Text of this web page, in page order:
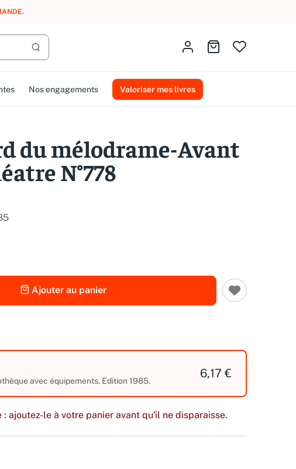
CLUB AMMAREAL.
Lancer la recherche
Identifiez-vousAller au panier
Nos engagements Valoriser mes livres
du mélodrame-Avant
N°778
Ajouter au panier
avec équipements. Edition 1985.
6,17 €
: ajoutez-le à votre panier avant qu'il ne disparaisse.